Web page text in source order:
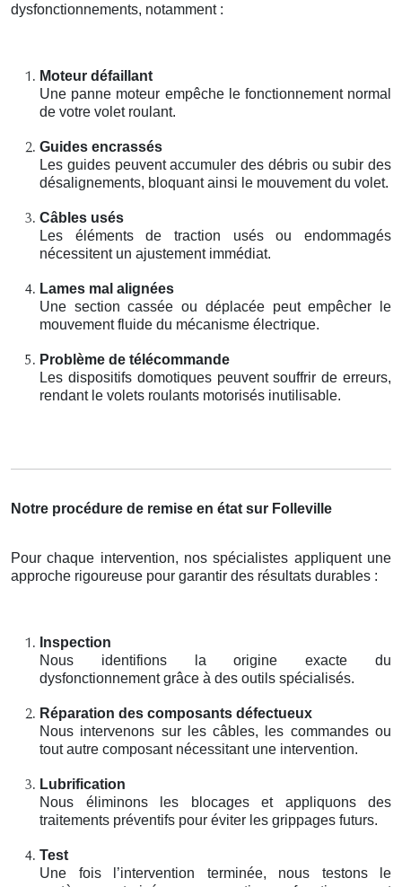
dysfonctionnements, notamment :
Moteur défaillant
Une panne moteur empêche le fonctionnement normal
de votre volet roulant.
Guides encrassés
Les guides peuvent accumuler des débris ou subir des
désalignements, bloquant ainsi le mouvement du volet.
Câbles usés
Les éléments de traction usés ou endommagés
nécessitent un ajustement immédiat.
Lames mal alignées
Une section cassée ou déplacée peut empêcher le
mouvement fluide du mécanisme électrique.
Problème de télécommande
Les dispositifs domotiques peuvent souffrir de erreurs,
rendant le volets roulants motorisés inutilisable.
Notre procédure de remise en état sur Folleville
Pour chaque intervention, nos spécialistes appliquent une
approche rigoureuse pour garantir des résultats durables :
Inspection
Nous identifions la origine exacte du
dysfonctionnement grâce à des outils spécialisés.
Réparation des composants défectueux
Nous intervenons sur les câbles, les commandes ou
tout autre composant nécessitant une intervention.
Lubrification
Nous éliminons les blocages et appliquons des
traitements préventifs pour éviter les grippages futurs.
Test
Une fois l’intervention terminée, nous testons le